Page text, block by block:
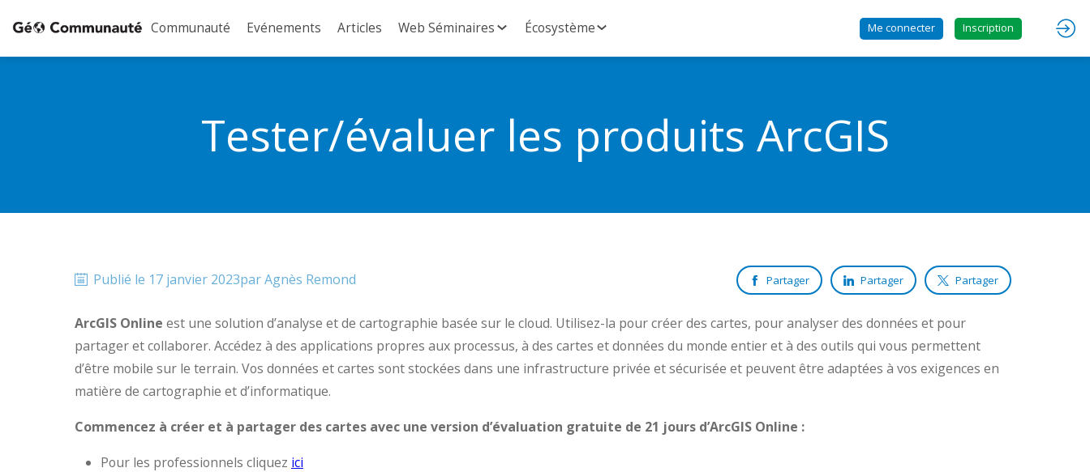
Communauté Evénements Articles Web Séminaires Écosystème Me connecter Inscription
Tester/évaluer les produits ArcGIS
Publié le 17 janvier 2023parAgnès Remond Partager Partager Partager
ArcGIS Online est une solution d’analyse et de cartographie basée sur le cloud. Utilisez-la pour créer des cartes, pour analyser des données et pour
partager et collaborer. Accédez à des applications propres aux processus, à des cartes et données du monde entier et à des outils qui vous permettent
d’être mobile sur le terrain. Vos données et cartes sont stockées dans une infrastructure privée et sécurisée et peuvent être adaptées à vos exigences en
matière de cartographie et d’informatique.
Commencez à créer et à partager des cartes avec une version d’évaluation gratuite de 21 jours d’ArcGIS Online :
Pour les professionnels cliquez ici